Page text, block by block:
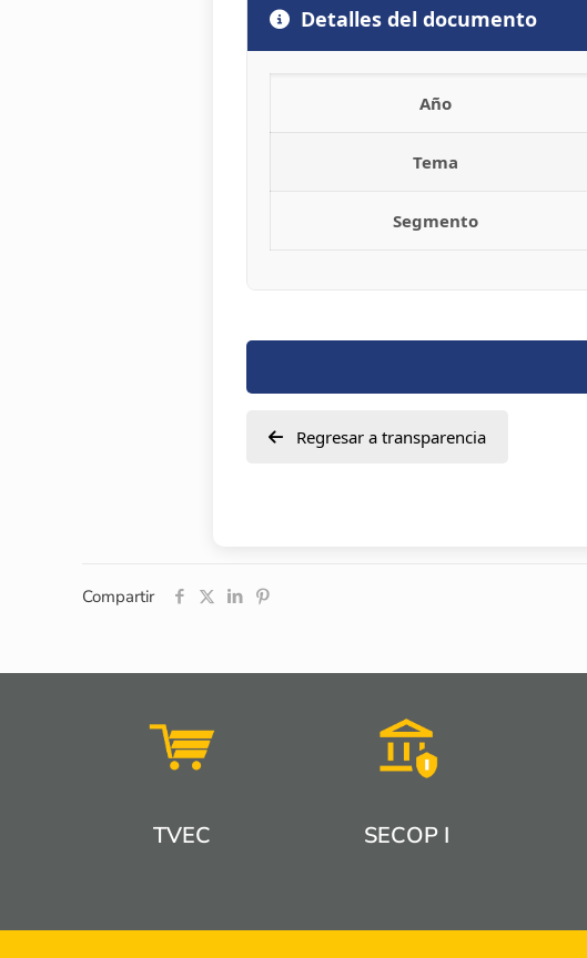
Detalles del documento
Año
Tema
Segmento
Regresar a transparencia
Compartir
TVEC SECOP I